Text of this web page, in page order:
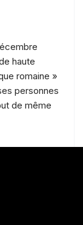
haute
romaine »
personnes
de même